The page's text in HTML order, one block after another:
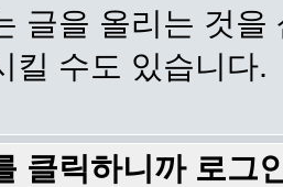
글을 올리는 것
킬 수도 있습니다.
클릭하니까 로그